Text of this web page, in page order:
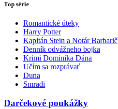
Top série
Romantické úteky
Harry Potter
Kapitán Stein a Notár Barbarič
Denník odvážneho bojka
Krimi Dominika Dána
Učím sa rozprávať
Duna
Smradi
Darčekové poukážky